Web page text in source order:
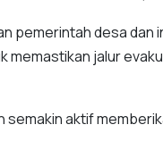
pemerintah desa dan
jalur
aktif